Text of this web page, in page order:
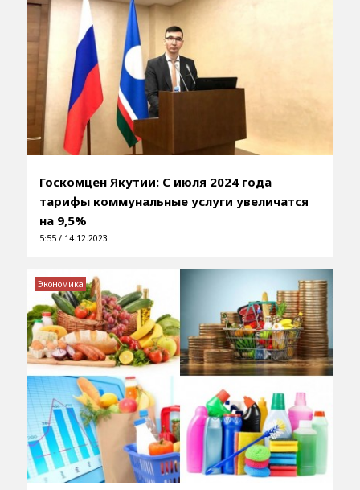
Госкомцен Якутии: С июля 2024 года
тарифы коммунальные услуги увеличатся
на 9,5%
5:55 / 14.12.2023
Экономика